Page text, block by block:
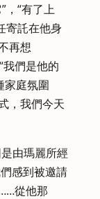
，“有了上
寄託在他身
再想
們是他的
家庭氛圍
，我們今天
由瑪麗所經
感到被邀請
從他那